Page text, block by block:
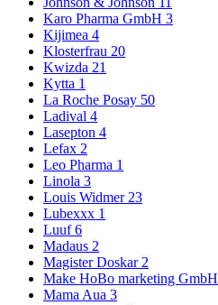
Karo Pharma GmbH 3
Kijimea 4
Klosterfrau 20
Kwizda 21
Kytta 1
La Roche Posay 50
Ladival 4
Lasepton 4
Lefax 2
Leo Pharma 1
Linola 3
Louis Widmer 23
Lubexxx 1
Luuf6
Madaus 2
Magister Doskar 2
Make HoBo marketing GmbH
Mama Aua 3